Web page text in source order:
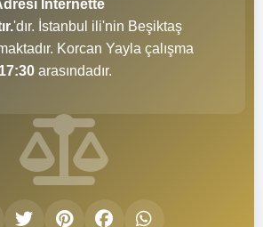
İnternette
'dır. İstanbul ili'nin Beşiktaş
Korcan Yayla çalışma
arasındadır.